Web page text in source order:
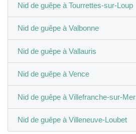
Nid de guêpe à Tourrettes-sur-Loup
Nid de guêpe à Valbonne
Nid de guêpe à Vallauris
Nid de guêpe à Vence
Nid de guêpe à Villefranche-sur-Mer
Nid de guêpe à Villeneuve-Loubet